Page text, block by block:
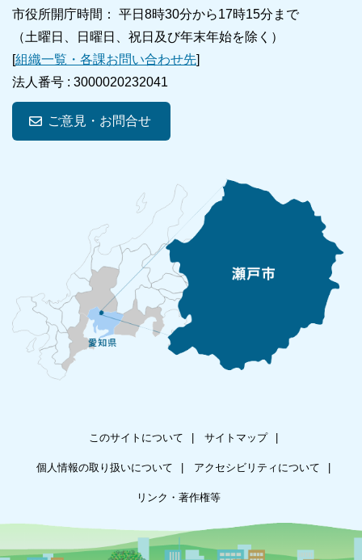
市役所開庁時間： 平日8時30分から17時15分まで
（土曜日、日曜日、祝日及び年末年始を除く）
[組織一覧・各課お問い合わせ先]
法人番号 : 3000020232041
ご意見・お問合せ
このサイトについて サイトマップ
個人情報の取り扱いについて アクセシビリティについて
リンク・著作権等